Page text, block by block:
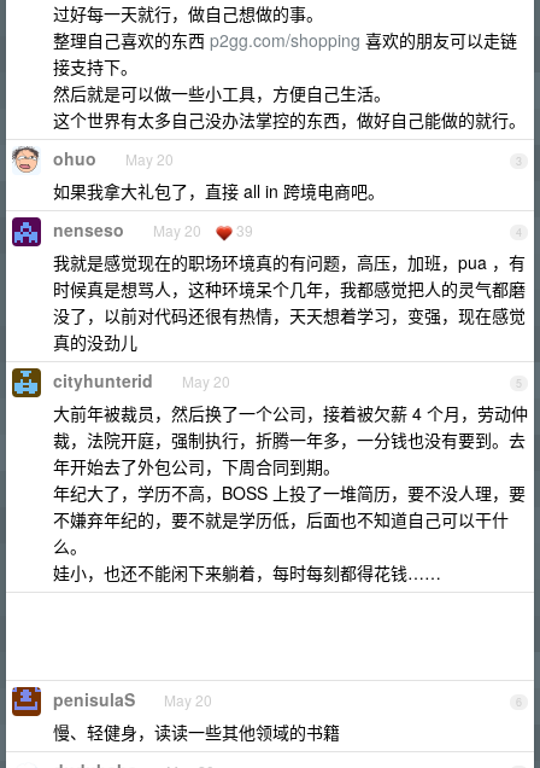
过好每一天就行，做自己想做的事。
整理自己喜欢的东西 p2gg.com/shopping 喜欢的朋友可以走链
接支持下。
然后就是可以做一些小工具，方便自己生活。
这个世界有太多自己没办法掌控的东西，做好自己能做的就行。
3
ohuo May 20
如果我拿大礼包了，直接 all in 跨境电商吧。
4
nenseso May 20 39
我就是感觉现在的职场环境真的有问题，高压，加班，pua ，有
时候真是想骂人，这种环境呆个几年，我都感觉把人的灵气都磨
没了，以前对代码还很有热情，天天想着学习，变强，现在感觉
真的没劲儿
5
cityhunterid May 20
大前年被裁员，然后换了一个公司，接着被欠薪 4 个月，劳动仲
裁，法院开庭，强制执行，折腾一年多，一分钱也没有要到。去
年开始去了外包公司，下周合同到期。
年纪大了，学历不高，BOSS 上投了一堆简历，要不没人理，要
不嫌弃年纪的，要不就是学历低，后面也不知道自己可以干什
么。
娃小，也还不能闲下来躺着，每时每刻都得花钱……
6
penisulaS May 20
慢、轻健身，读读一些其他领域的书籍